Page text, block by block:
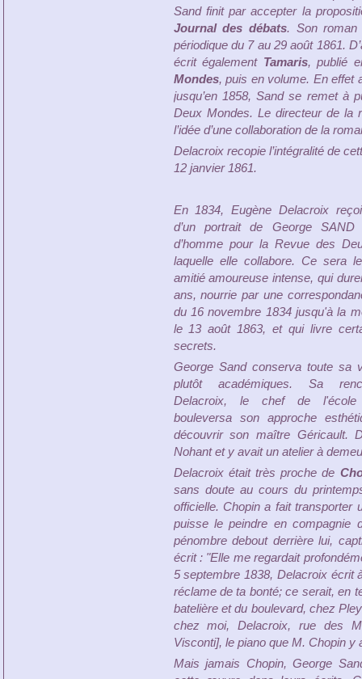
Sand finit par accepter la
Journal des débats. Son roman
périodique du 7 au 29 août 1861.
écrit également Tamaris, publié
Mondes, puis en volume. En effet
jusqu’en 1858, Sand se remet à
Deux Mondes. Le directeur de la
l’idée d’une collaboration de la
Delacroix recopie l’intégralité de
12 janvier 1861.
En 1834, Eugène Delacroix
d’un portrait de George
d’homme pour la Revue des
laquelle elle collabore. Ce sera
amitié amoureuse intense, qui
ans, nourrie par une
du 16 novembre 1834 jusqu'à la
le 13 août 1863, et qui livre
secrets.
George Sand conserva toute sa
plutôt académiques. Sa
Delacroix, le chef de l'école
bouleversa son approche
découvrir son maître Géricault.
Nohant et y avait un atelier à
Delacroix était très proche de
sans doute au cours du
officielle. Chopin a fait transporter
puisse le peindre en compagnie
pénombre debout derrière lui,
écrit : "Elle me regardait
5 septembre 1838, Delacroix écrit
réclame de ta bonté; ce serait, en
batelière et du boulevard, chez
chez moi, Delacroix, rue des
Visconti], le piano que M. Chopin
Mais jamais Chopin, George